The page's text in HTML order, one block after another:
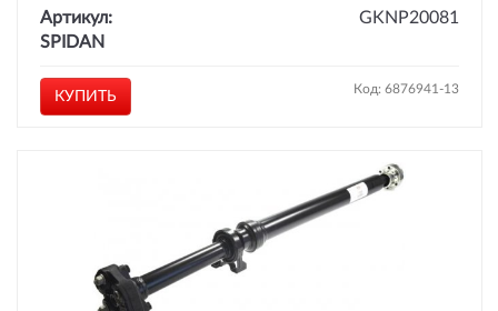
Артикул:
GKNP20081
SPIDAN
КУПИТЬ Код: 6876941-13